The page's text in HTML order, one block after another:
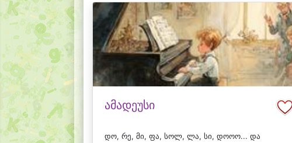
ამადეუსი
დო, რე, მი, ფა, სოლ, ლა, სი, დოოო... და